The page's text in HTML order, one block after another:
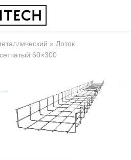
» Лоток
60×300